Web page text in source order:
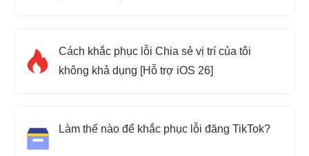
Cách khắc phục lỗi Chia sẻ vị trí của tôi
không khả dụng [Hỗ trợ iOS 26]
Làm thế nào để khắc phục lỗi đăng TikTok?